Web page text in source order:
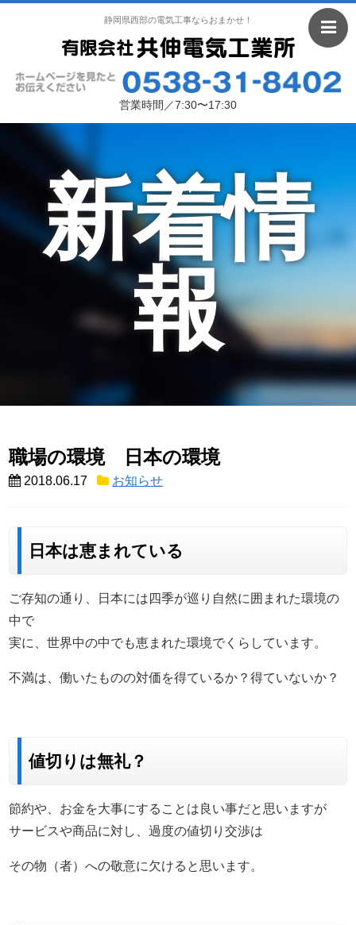
静岡県西部の電気工事ならおまかせ！
営業時間／7:30〜17:30
新着情
報
職場の環境 日本の環境
2018.06.17 お知らせ
日本は恵まれている
ご存知の通り、日本には四季が巡り自然に囲まれた環境の
中で
実に、世界中の中でも恵まれた環境でくらしています。
不満は、働いたものの対価を得ているか？得ていないか？
値切りは無礼？
節約や、お金を大事にすることは良い事だと思いますが
サービスや商品に対し、過度の値切り交渉は
その物（者）への敬意に欠けると思います。